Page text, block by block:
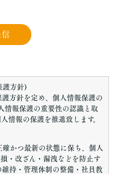
護方針)
方針を定め、個人情報保護の
情報保護の重要性の認識と取
情報の保護を推進致します。
かつ最新の状態に保ち、個人
・改ざん・漏洩などを防止す
維持・管理体制の整備・社員教